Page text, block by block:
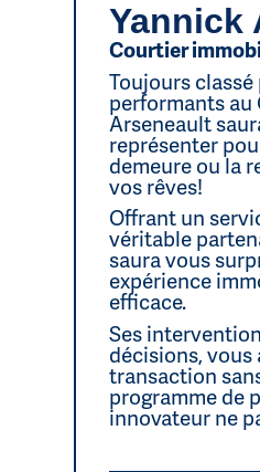
Yannick
Courtier
Toujours
performants au
Arseneault
représenter
demeure ou la
vos rêves!
Offrant un
véritable
saura vous
expérience
efficace.
Ses
décisions, vous
transaction
programme de
innovateur ne